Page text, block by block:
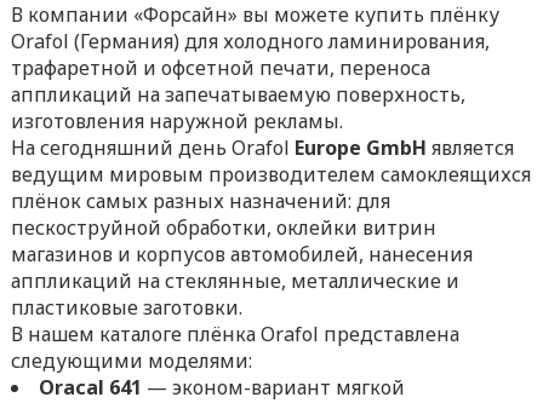
В компании «Форсайн» вы можете купить плёнку
Orafol (Германия) для холодного ламинирования,
трафаретной и офсетной печати, переноса
аппликаций на запечатываемую поверхность,
изготовления наружной рекламы.
На сегодняшний день Orafol Europe GmbH является
ведущим мировым производителем самоклеящихся
плёнок самых разных назначений: для
пескоструйной обработки, оклейки витрин
магазинов и корпусов автомобилей, нанесения
аппликаций на стеклянные, металлические и
пластиковые заготовки.
В нашем каталоге плёнка Orafol представлена
следующими моделями:
Oracal 641 — эконом-вариант мягкой